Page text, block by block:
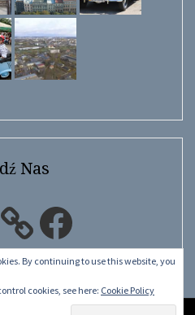
Nas
Facebook
By continuing to use this website, you
cookies, see here: Cookie Policy